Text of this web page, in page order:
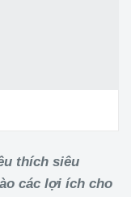
thích siêu
các lợi ích cho